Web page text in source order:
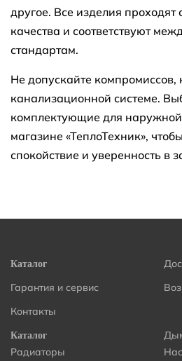
другое. Все изделия проходят
качества и соответствуют
стандартам.
Не допускайте компромиссов,
канализационной системе.
комплектующие для
магазине «ТеплоТехник»,
спокойствие и уверенность в
Каталог
Гарантия и сервис
Контакты
Каталог
Радиаторы